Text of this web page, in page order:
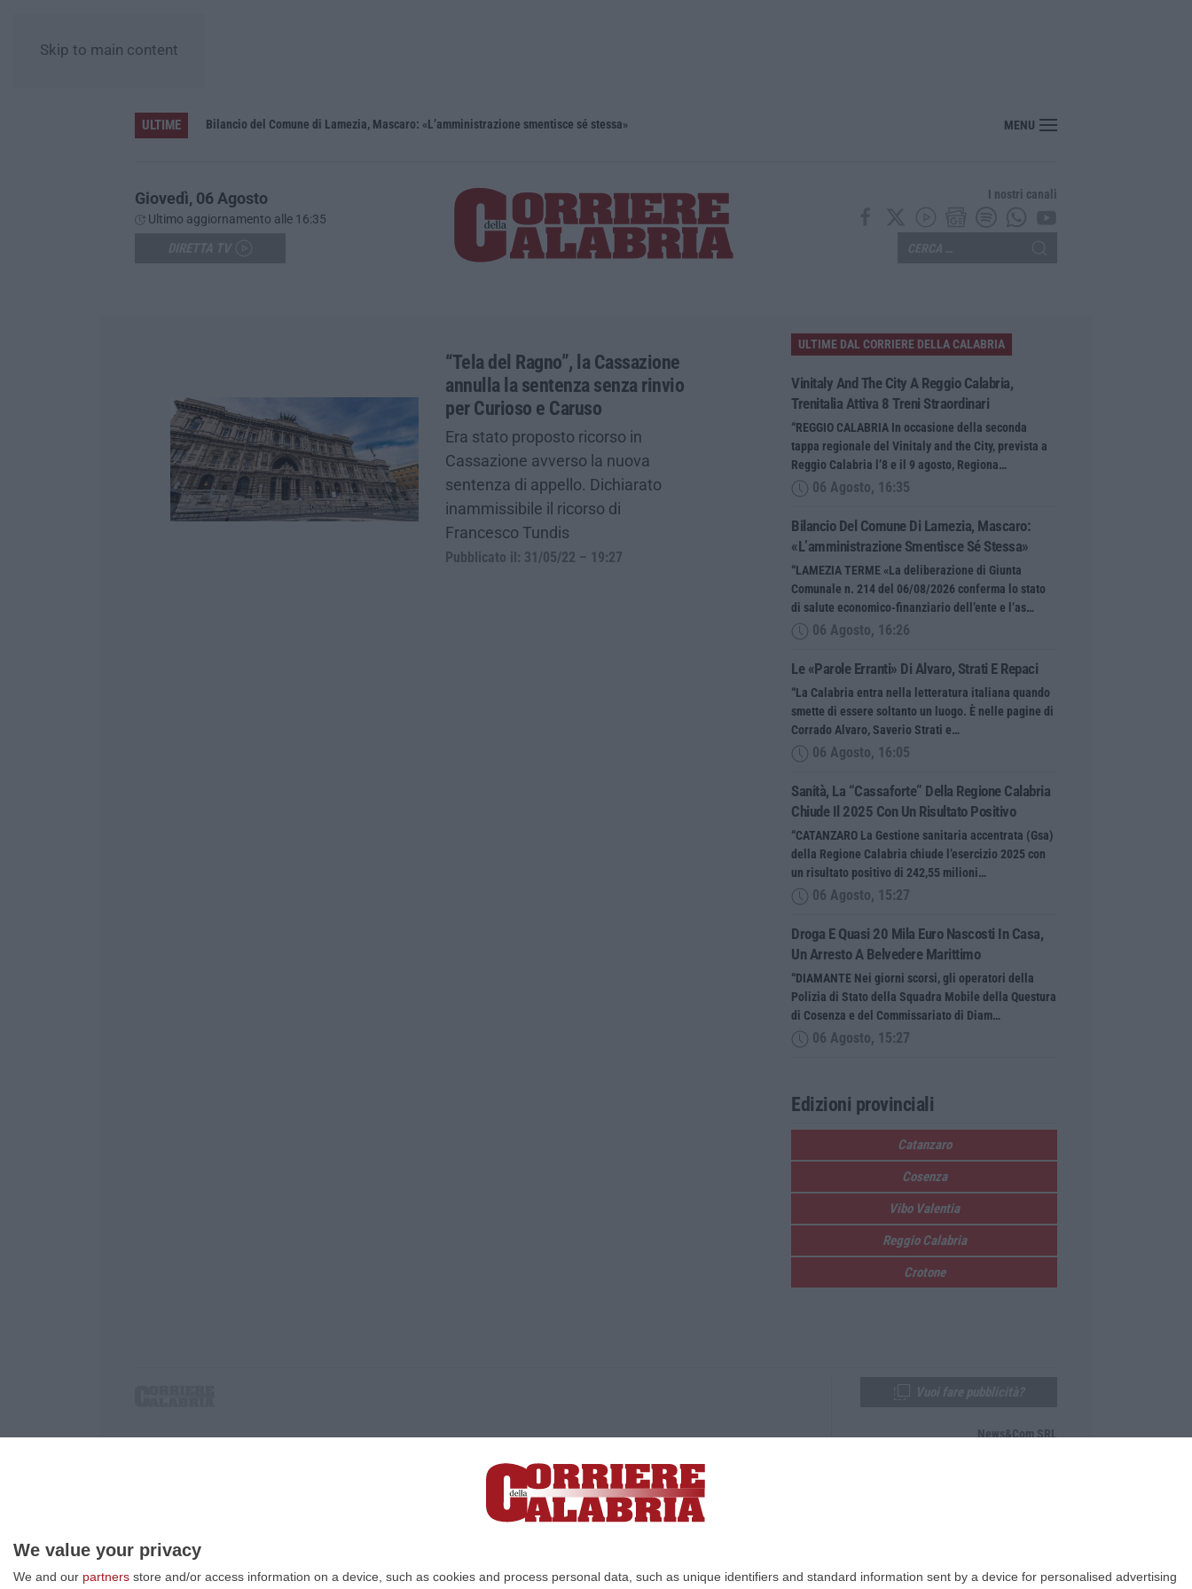
We value your privacy
We and our partners store and/or access information on a device, such as cookies and process personal data, such as unique identifiers and standard information sent by a device for personalised advertising
Skip to main content
ULTIME Bilancio del Comune di Lamezia, Mascaro: «L’amministrazione smentisce sé stessa» MENU
Giovedì, 06 Agosto
Ultimo aggiornamento alle 16:35
I nostri canali
“Tela del Ragno”, la Cassazione
annulla la sentenza senza rinvio
per Curioso e Caruso
Era stato proposto ricorso in
Cassazione avverso la nuova
sentenza di appello. Dichiarato
inammissibile il ricorso di
Francesco Tundis
Pubblicato il: 31/05/22 – 19:27
ULTIME DAL CORRIERE DELLA CALABRIA
Vinitaly And The City A Reggio Calabria,
Trenitalia Attiva 8 Treni Straordinari
“REGGIO CALABRIA In occasione della seconda
tappa regionale del Vinitaly and the City, prevista a
Reggio Calabria l’8 e il 9 agosto, Regiona…
06 Agosto, 16:35
Bilancio Del Comune Di Lamezia, Mascaro:
«L’amministrazione Smentisce Sé Stessa»
“LAMEZIA TERME «La deliberazione di Giunta
Comunale n. 214 del 06/08/2026 conferma lo stato
di salute economico-finanziario dell’ente e l’as…
06 Agosto, 16:26
Le «parole Erranti» Di Alvaro, Strati E Repaci
“La Calabria entra nella letteratura italiana quando
smette di essere soltanto un luogo. È nelle pagine di
Corrado Alvaro, Saverio Strati e…
06 Agosto, 16:05
Sanità, La “cassaforte” Della Regione Calabria
Chiude Il 2025 Con Un Risultato Positivo
“CATANZARO La Gestione sanitaria accentrata (Gsa)
della Regione Calabria chiude l’esercizio 2025 con
un risultato positivo di 242,55 milioni…
06 Agosto, 15:27
Droga E Quasi 20 Mila Euro Nascosti In Casa,
Un Arresto A Belvedere Marittimo
“DIAMANTE Nei giorni scorsi, gli operatori della
Polizia di Stato della Squadra Mobile della Questura
di Cosenza e del Commissariato di Diam…
06 Agosto, 15:27
Edizioni provinciali
Catanzaro
Cosenza
Vibo Valentia
Reggio Calabria
Crotone
P.IVA. 03199620794, Via del mare 6/G, S.Eufemia, Lamezia Terme (CZ)
Iscrizione tribunale di Lamezia Terme 5/2011 - Direttore responsabile Paola Militano |Privacy
News&Com SRL